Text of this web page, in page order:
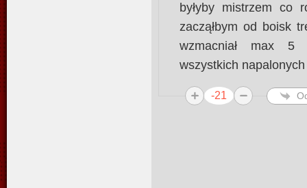
byłyby mistrzem co
zacząłbym od boisk
wzmacniał max 5
wszystkich napalonych
-21